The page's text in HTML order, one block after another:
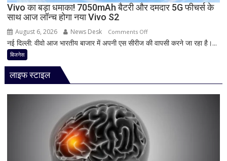
Snapdragon
मचेगी
Vivo का बड़ा धमाका! 7050mAh बैटरी और दमदार 5G फीचर्स के
साथ आज लॉन्च होगा नया Vivo S2
August 6, 2026 News Desk Comments Offon
Vivo
5G
के
नई दिल्ली: वीवो आज भारतीय बाजार में अपनी एस सीरीज की वापसी करने जा रहा है।...
बिजनेस
लाइफ स्टाइल